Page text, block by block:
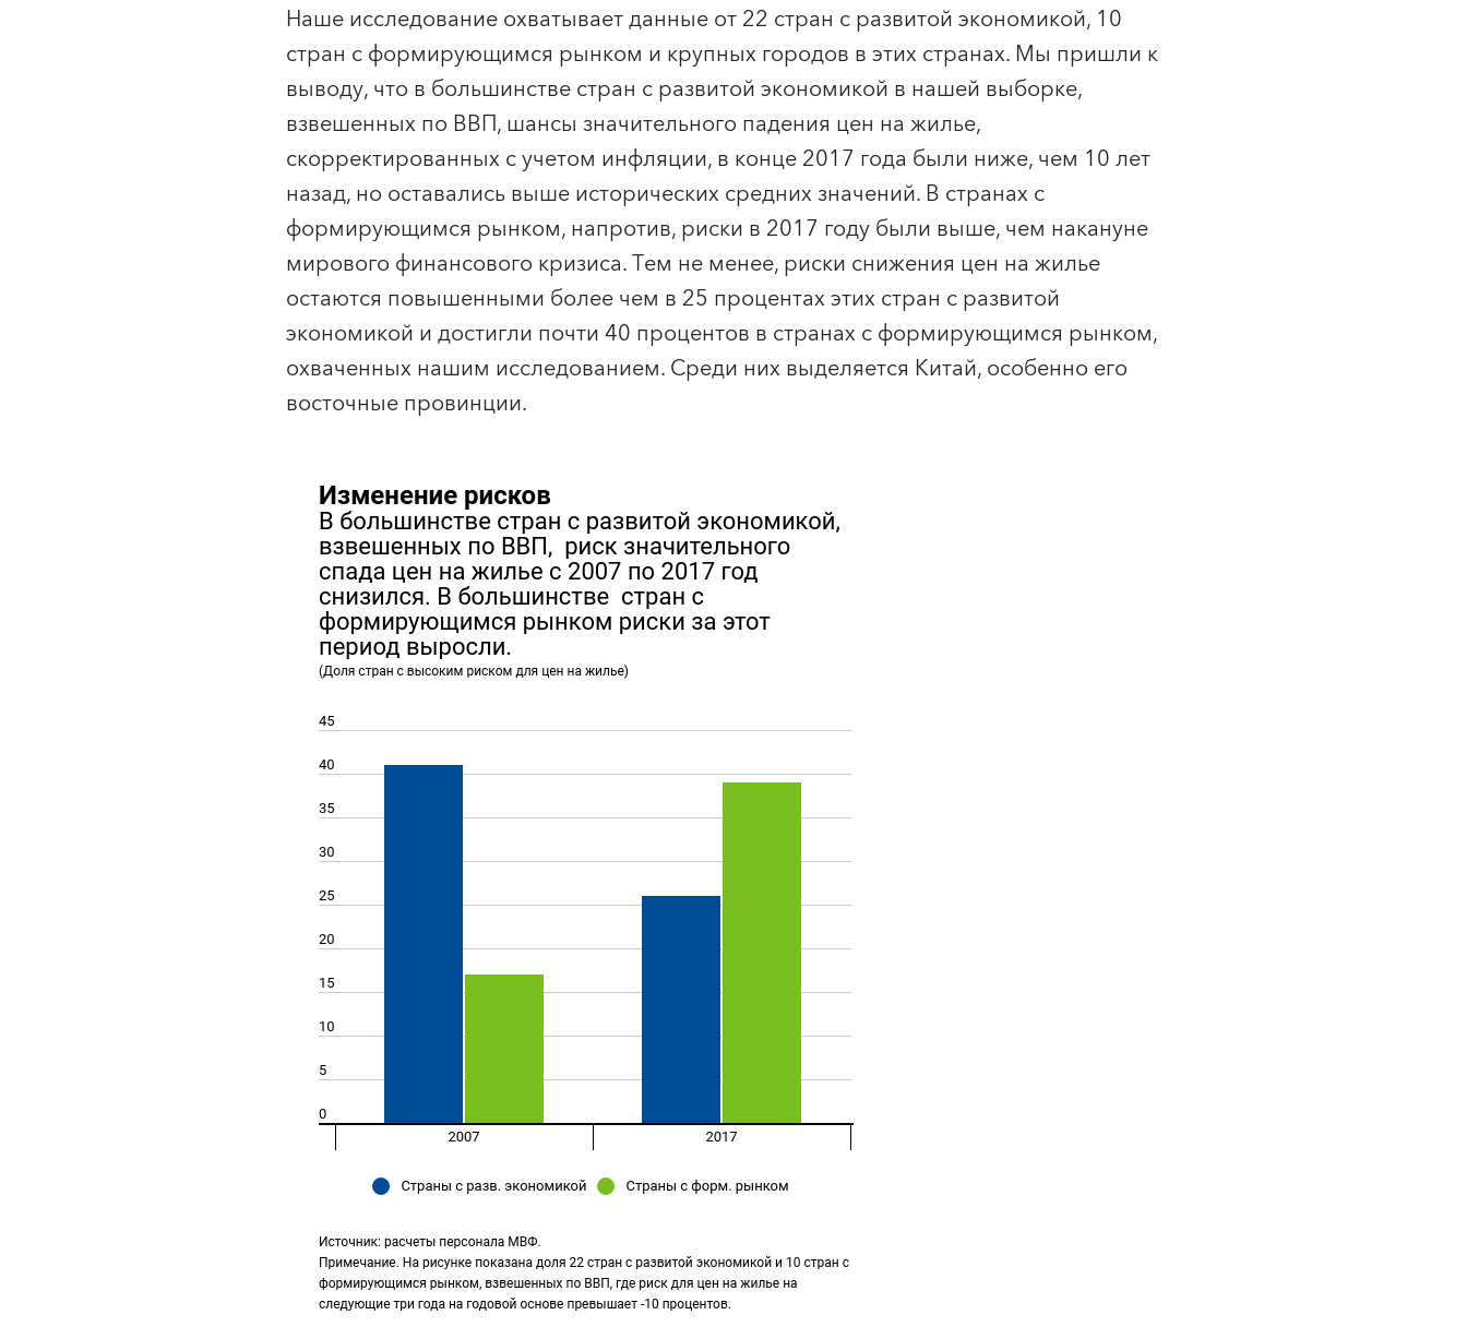
Наше исследование охватывает данные от 22 стран с развитой экономикой, 10
стран с формирующимся рынком и крупных городов в этих странах. Мы пришли к
выводу, что в большинстве стран с развитой экономикой в нашей выборке,
взвешенных по ВВП, шансы значительного падения цен на жилье,
скорректированных с учетом инфляции, в конце 2017 года были ниже, чем 10 лет
назад, но оставались выше исторических средних значений. В странах с
формирующимся рынком, напротив, риски в 2017 году были выше, чем накануне
мирового финансового кризиса. Тем не менее, риски снижения цен на жилье
остаются повышенными более чем в 25 процентах этих стран с развитой
экономикой и достигли почти 40 процентов в странах с формирующимся рынком,
охваченных нашим исследованием. Среди них выделяется Китай, особенно его
восточные провинции.